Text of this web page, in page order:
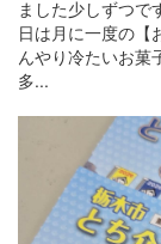
ました少しずつで
日は月に一度の【
んやり冷たいお菓
多...